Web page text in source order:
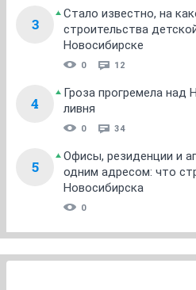
3
Стало известно, на
строительства
Новосибирске
0 12
4
Гроза прогремела
ливня
0 34
5
Офисы, резиденции и
одним адресом: что
Новосибирска
0